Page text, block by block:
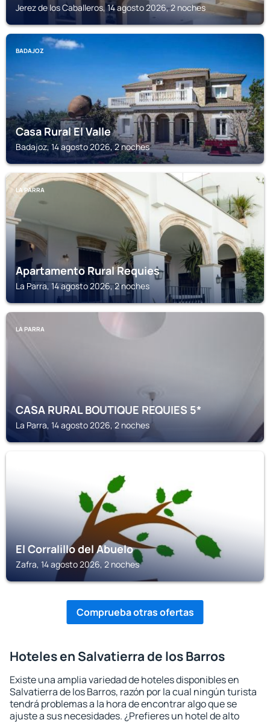
Jerez de los Caballeros, 14 agosto 2026, 2 noches
BADAJOZ
Casa Rural El Valle
Badajoz, 14 agosto 2026, 2 noches
LA PARRA
Apartamento Rural Requies
La Parra, 14 agosto 2026, 2 noches
LA PARRA
CASA RURAL BOUTIQUE REQUIES 5*
La Parra, 14 agosto 2026, 2 noches
El Corralillo del Abuelo
Zafra, 14 agosto 2026, 2 noches
Comprueba otras ofertas
Hoteles en Salvatierra de los Barros
Existe una amplia variedad de hoteles disponibles en
Salvatierra de los Barros, razón por la cual ningún turista
tendrá problemas a la hora de encontrar algo que se
ajuste a sus necesidades. ¿Prefieres un hotel de alto